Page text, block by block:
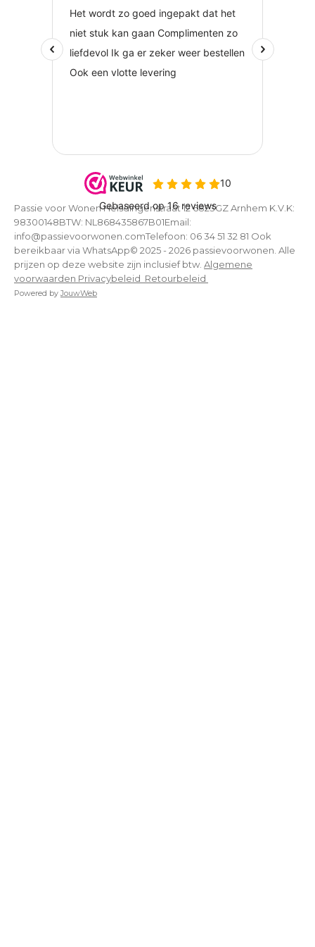
Passie voor Wonen Helsdingenstraat 12 6823GZ Arnhem K.V.K:
98300148BTW: NL868435867B01Email:
info@passievoorwonen.comTelefoon: 06 34 51 32 81 Ook
bereikbaar via WhatsApp© 2025 - 2026 passievoorwonen. Alle
prijzen op deze website zijn inclusief btw. Algemene
voorwaarden Privacybeleid Retourbeleid
Powered by JouwWeb